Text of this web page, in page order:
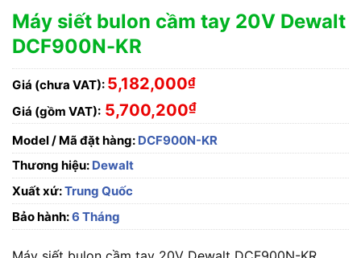
Máy siết bulon cầm tay 20V Dewalt
DCF900N-KR
Giá (chưa VAT): 5,182,000₫
Giá (gồm VAT): 5,700,200₫
Model / Mã đặt hàng: DCF900N-KR
Thương hiệu: Dewalt
Xuất xứ:Trung Quốc
Bảo hành:6 Tháng